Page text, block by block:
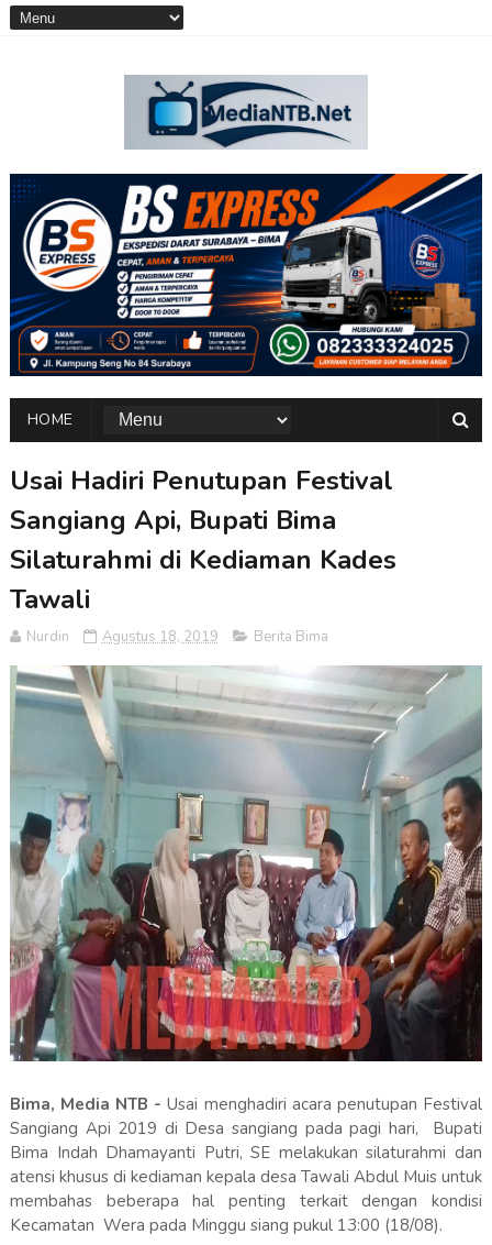
HOME
Usai Hadiri Penutupan Festival
Sangiang Api, Bupati Bima
Silaturahmi di Kediaman Kades
Tawali
Nurdin Agustus 18, 2019 Berita Bima
Bima, Media NTB - Usai menghadiri acara penutupan Festival
Sangiang Api 2019 di Desa sangiang pada pagi hari, Bupati
Bima Indah Dhamayanti Putri, SE melakukan silaturahmi dan
atensi khusus di kediaman kepala desa Tawali Abdul Muis untuk
membahas beberapa hal penting terkait dengan kondisi
Kecamatan Wera pada Minggu siang pukul 13:00 (18/08).